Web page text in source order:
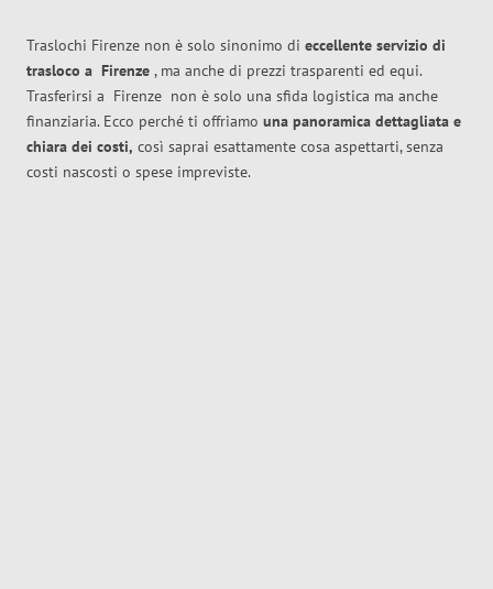
Traslochi Firenze non è solo sinonimo di eccellente servizio di
trasloco a Firenze , ma anche di prezzi trasparenti ed equi.
Trasferirsi a Firenze non è solo una sfida logistica ma anche
finanziaria. Ecco perché ti offriamo una panoramica dettagliata e
chiara dei costi, così saprai esattamente cosa aspettarti, senza
costi nascosti o spese impreviste.